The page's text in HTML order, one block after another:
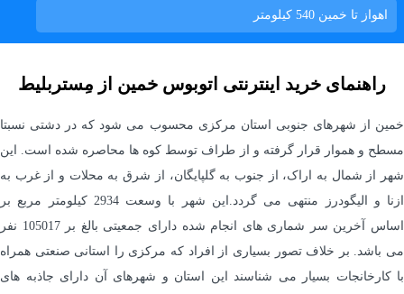
اهواز تا خمین 540 کیلومتر
راهنمای خرید اینترنتی اتوبوس خمین از مِستربلیط
خمین از شهرهای جنوبی استان مرکزی محسوب می شود که در دشتی نسبتا
مسطح و هموار قرار گرفته و از طراف توسط کوه ها محاصره شده است. این
شهر از شمال به اراک، از جنوب به گلپایگان، از شرق به محلات و از غرب به
ازنا و الیگودرز منتهی می گردد.این شهر با وسعت 2934 کیلومتر مربع بر
اساس آخرین سر شماری های انجام شده دارای جمعیتی بالغ بر 105017 نفر
می باشد. بر خلاف تصور بسیاری از افراد که مرکزی را استانی صنعتی همراه
با کارخانجات بسیار می شناسند این استان و شهرهای آن دارای جاذبه های